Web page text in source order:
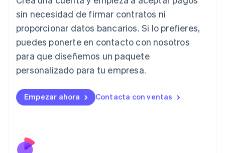
sin necesidad de firmar contratos ni
proporcionar datos bancarios. Si lo prefieres,
puedes ponerte en contacto con nosotros
para que diseñemos un paquete
personalizado para tu empresa.
Empezar ahora Contacta con ventas
English
Irlanda
Italia
ItalianoEnglish
Japón
English
Letonia
Liechtenstein
DeutschEnglish
Français